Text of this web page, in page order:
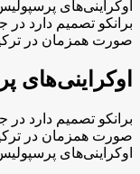
اوکراینی‌های
برانکو تصمیم دارد در
صورت همزمان در
اوکراینی‌های
برانکو تصمیم دارد در
صورت همزمان در
اوکراینی‌های